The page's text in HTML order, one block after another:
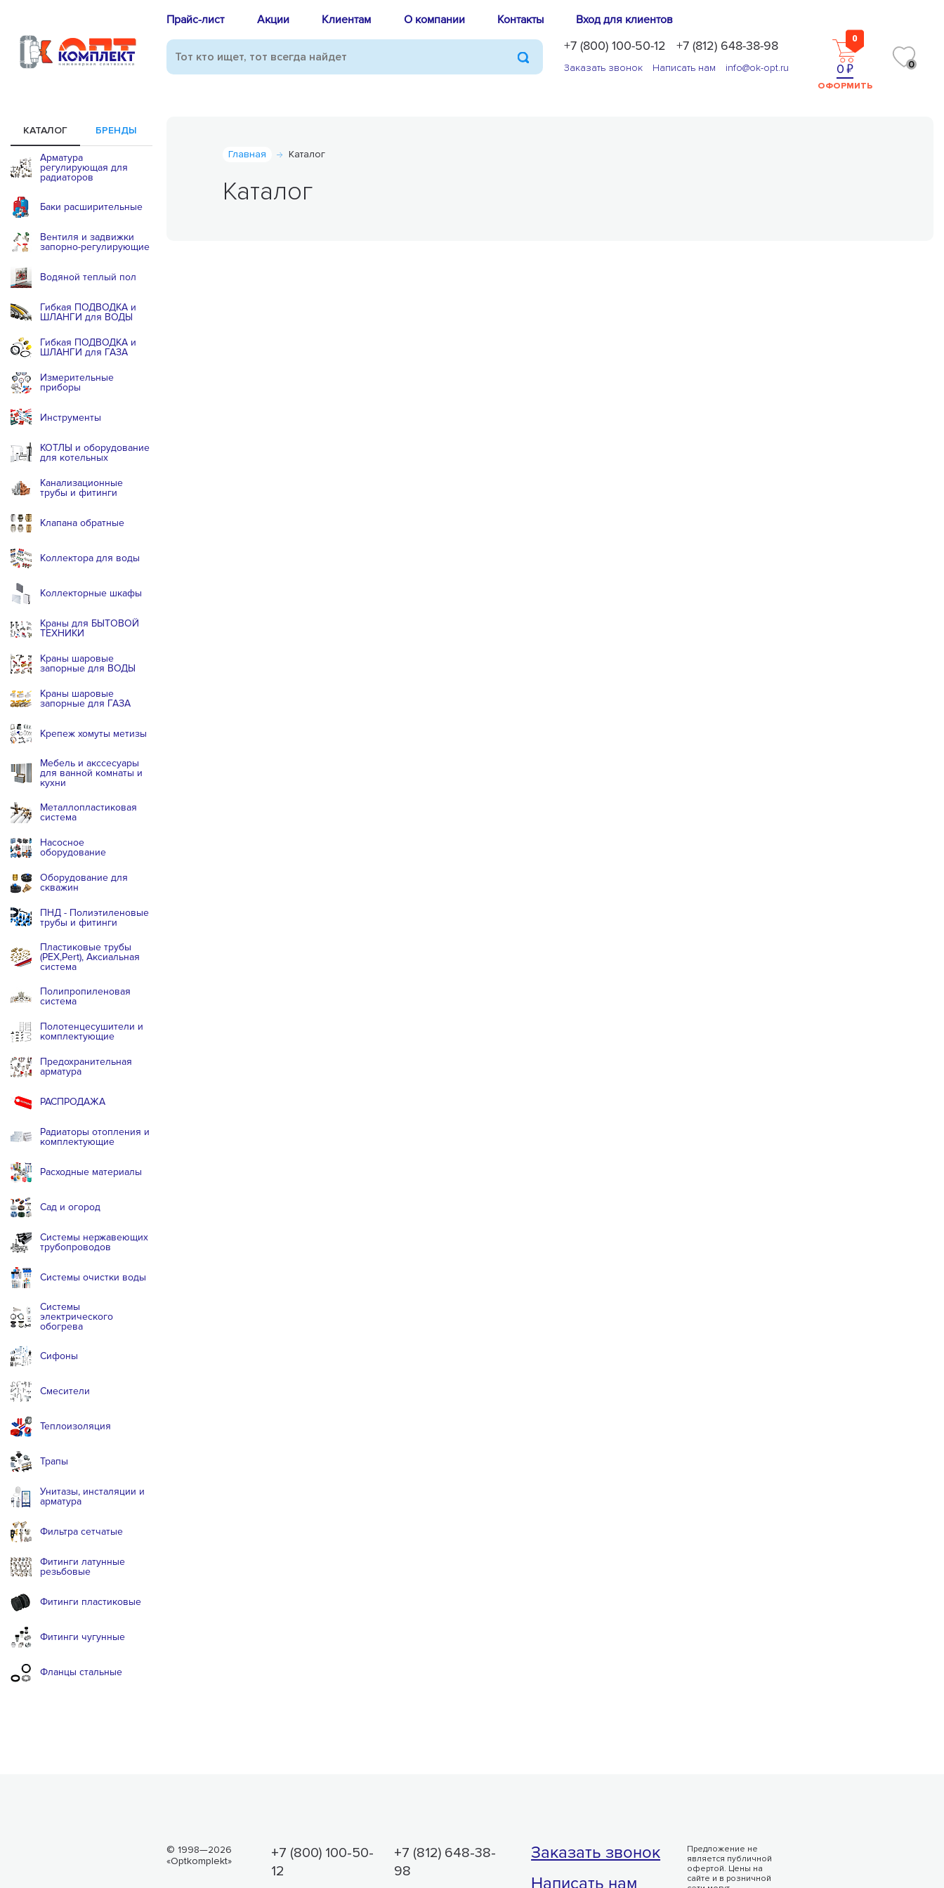
Прайс-лист Акции Клиентам О компании Контакты Вход для клиентов
+7 (800) 100-50-12 +7 (812) 648-38-98
Заказать звонок Написать нам info@ok-opt.ru
0
0
ОФОРМИТЬ
0
КАТАЛОГ БРЕНДЫ
Арматура
регулирующая для
радиаторов
Баки расширительные
Вентиля и задвижки
запорно-регулирующие
Водяной теплый пол
Гибкая ПОДВОДКА и
ШЛАНГИ для ВОДЫ
Гибкая ПОДВОДКА и
ШЛАНГИ для ГАЗА
Измерительные
приборы
Инструменты
КОТЛЫ и оборудование
для котельных
Канализационные
трубы и фитинги
Клапана обратные
Коллектора для воды
Коллекторные шкафы
Краны для БЫТОВОЙ
ТЕХНИКИ
Краны шаровые
запорные для ВОДЫ
Краны шаровые
запорные для ГАЗА
Крепеж хомуты метизы
Мебель и акссесуары
для ванной комнаты и
кухни
Металлопластиковая
система
Насосное
оборудование
Оборудование для
скважин
ПНД - Полиэтиленовые
трубы и фитинги
Пластиковые трубы
(PEX,Pert), Аксиальная
система
Полипропиленовая
система
Полотенцесушители и
комплектующие
Предохранительная
арматура
РАСПРОДАЖА
Радиаторы отопления и
комплектующие
Расходные материалы
Сад и огород
Системы нержавеющих
трубопроводов
Системы очистки воды
Системы
электрического
обогрева
Сифоны
Смесители
Теплоизоляция
Трапы
Унитазы, инсталяции и
арматура
Фильтра сетчатые
Фитинги латунные
резьбовые
Фитинги пластиковые
Фитинги чугунные
Фланцы стальные
Главная Каталог
Каталог
© 1998—2026
«Optkomplekt»
+7 (800) 100-50-
12
+7 (812) 648-38-
98
Заказать звонок
Написать нам
Предложение не
является публичной
офертой. Цены на
сайте и в розничной